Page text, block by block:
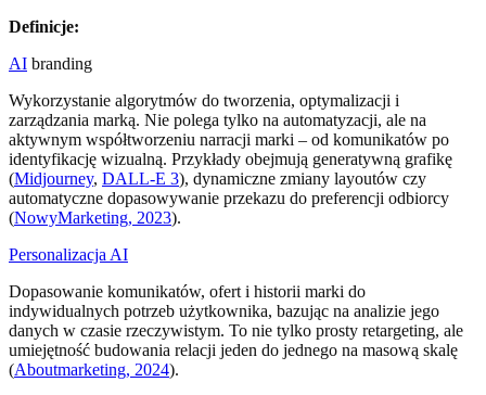
Definicje:
AI branding
Wykorzystanie algorytmów do tworzenia, optymalizacji i
zarządzania marką. Nie polega tylko na automatyzacji, ale na
aktywnym współtworzeniu narracji marki – od komunikatów po
identyfikację wizualną. Przykłady obejmują generatywną grafikę
(Midjourney, DALL-E 3), dynamiczne zmiany layoutów czy
automatyczne dopasowywanie przekazu do preferencji odbiorcy
(NowyMarketing, 2023).
Personalizacja AI
Dopasowanie komunikatów, ofert i historii marki do
indywidualnych potrzeb użytkownika, bazując na analizie jego
danych w czasie rzeczywistym. To nie tylko prosty retargeting, ale
umiejętność budowania relacji jeden do jednego na masową skalę
(Aboutmarketing, 2024).